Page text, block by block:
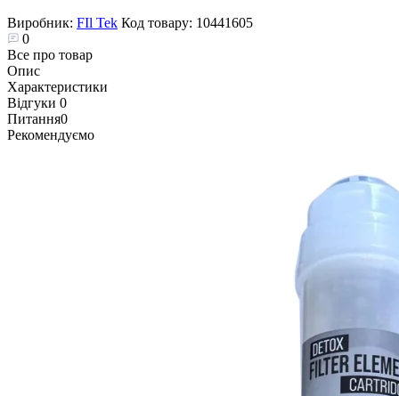
Виробник: FIl Tek Код товару: 10441605
0
Все про товар
Опис
Характеристики
Відгуки 0
Питання0
Рекомендуємо